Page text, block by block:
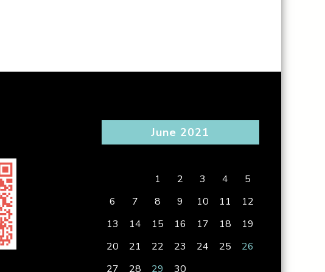
June 2021
1
2 3 4
5
6
7 8 9 10 11
12
13
14 15 16 17 18
19
20
21 22 23 24 25
26
27
28 29 30